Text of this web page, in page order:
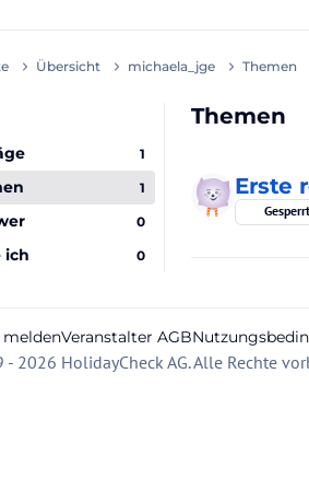
Übersicht michaela_jge Themen
1
1
0
ich 0
Themen
Erste
Gesperrt
meldenVeranstalter AGB
2026 HolidayCheck AG. Alle Rechte